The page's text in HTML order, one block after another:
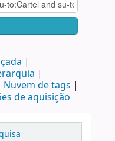
Nuvem de tags
de aquisição